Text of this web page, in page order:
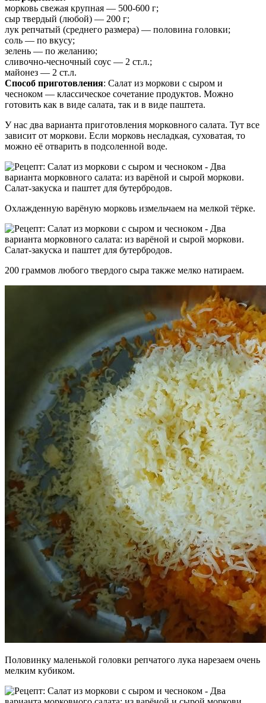
морковь свежая крупная — 500-600 г;
сыр твердый (любой) — 200 г;
лук репчатый (среднего размера) — половина головки;
соль — по вкусу;
зелень — по желанию;
сливочно-чесночный соус — 2 ст.л.;
майонез — 2 ст.л.
Способ приготовления: Салат из моркови с сыром и
чесноком — классическое сочетание продуктов. Можно
готовить как в виде салата, так и в виде паштета.
У нас два варианта приготовления морковного салата. Тут все
зависит от моркови. Если морковь несладкая, суховатая, то
можно её отварить в подсоленной воде.
Охлажденную варёную морковь измельчаем на мелкой тёрке.
200 граммов любого твердого сыра также мелко натираем.
Половинку маленькой головки репчатого лука нарезаем очень
мелким кубиком.